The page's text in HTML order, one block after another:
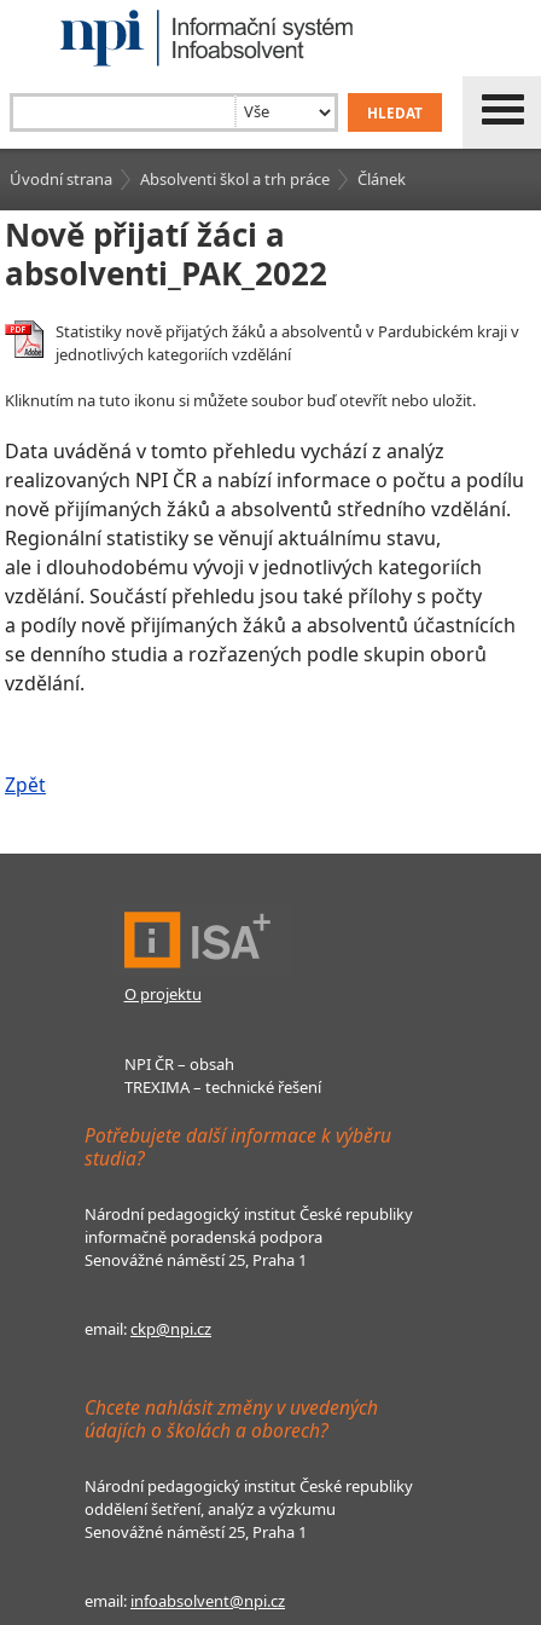
Úvodní strana Absolventi škol a trh práce Článek
Nově přijatí žáci a
absolventi_PAK_2022
Statistiky nově přijatých žáků a absolventů v Pardubickém kraji v
jednotlivých kategoriích vzdělání
Kliknutím na tuto ikonu si můžete soubor buď otevřít nebo uložit.
Data uváděná v tomto přehledu vychází z analýz
realizovaných NPI ČR a nabízí informace o počtu a podílu
nově přijímaných žáků a absolventů středního vzdělání.
Regionální statistiky se věnují aktuálnímu stavu,
ale i dlouhodobému vývoji v jednotlivých kategoriích
vzdělání. Součástí přehledu jsou také přílohy s počty
a podíly nově přijímaných žáků a absolventů účastnících
se denního studia a rozřazených podle skupin oborů
vzdělání.
Zpět
O projektu
NPI ČR – obsah
TREXIMA – technické řešení
Potřebujete další informace k výběru
studia?
Národní pedagogický institut České republiky
informačně poradenská podpora
Senovážné náměstí 25, Praha 1
email:ckp@npi.cz
Chcete nahlásit změny v uvedených
údajích o školách a oborech?
Národní pedagogický institut České republiky
oddělení šetření, analýz a výzkumu
Senovážné náměstí 25, Praha 1
email: infoabsolvent@npi.cz